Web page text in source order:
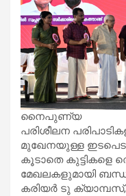
നൈപുണ്യ
പരിശീലന
മുഖേനയുള്ള
കൂടാതെ കുട്ടികളെ
മേഖലകളുമായി
കരിയർ ടു ക്യാമ്പസ്,